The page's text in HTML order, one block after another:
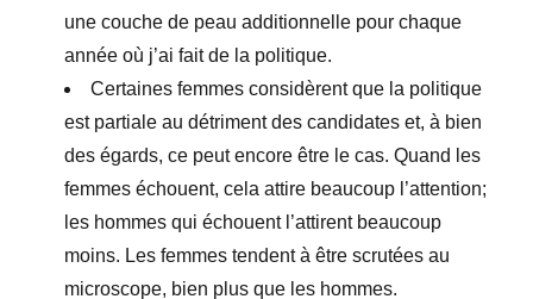
une couche de peau additionnelle pour chaque
année où j’ai fait de la politique.
Certaines femmes considèrent que la politique
est partiale au détriment des candidates et, à bien
des égards, ce peut encore être le cas. Quand les
femmes échouent, cela attire beaucoup l’attention;
les hommes qui échouent l’attirent beaucoup
moins. Les femmes tendent à être scrutées au
microscope, bien plus que les hommes.